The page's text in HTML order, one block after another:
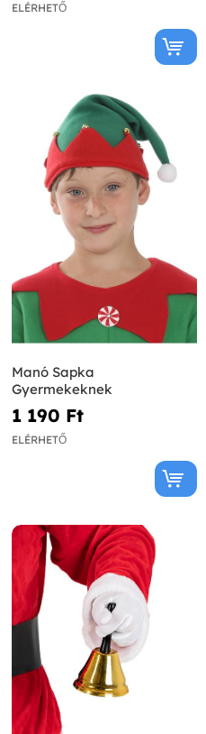
ELÉRHETŐ
Manó Sapka
Gyermekeknek
1 190 Ft‎
ELÉRHETŐ